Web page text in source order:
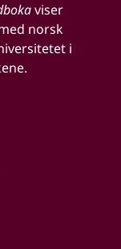
viser
norsk
i